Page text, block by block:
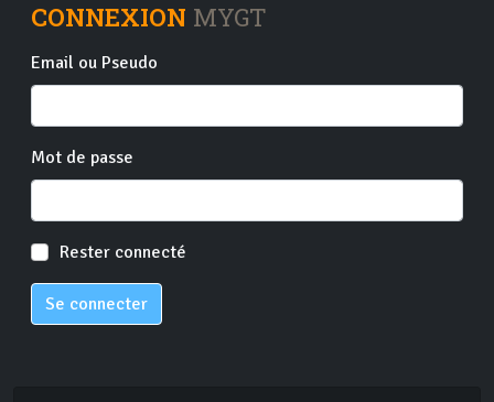
CONNEXION MYGT
Email ou Pseudo
Mot de passe
Rester connecté
Se connecter